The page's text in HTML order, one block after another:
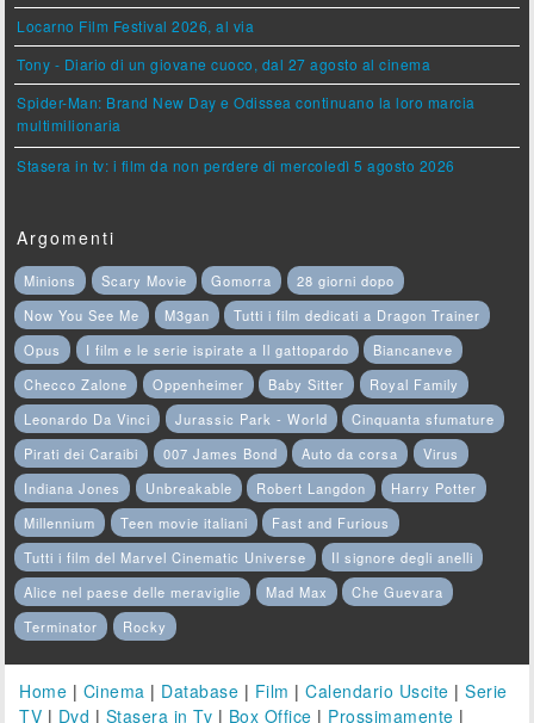
Locarno Film Festival 2026, al via
Tony - Diario di un giovane cuoco, dal 27 agosto al cinema
Spider-Man: Brand New Day e Odissea continuano la loro marcia
multimilionaria
Stasera in tv: i film da non perdere di mercoledì 5 agosto 2026
Argomenti
Minions Scary Movie Gomorra
28 giorni dopo
Now You See Me
M3gan
Tutti i film dedicati a Dragon Trainer
Opus
I film e le serie ispirate a Il gattopardo
Biancaneve
Checco Zalone
Oppenheimer Baby Sitter
Royal Family
Leonardo Da Vinci
Jurassic Park - World
Cinquanta sfumature
Pirati dei Caraibi
007 James Bond Auto da corsa
Virus
Indiana Jones
Unbreakable Robert Langdon
Harry Potter
Millennium
Teen movie italiani
Fast and Furious
Tutti i film del Marvel Cinematic Universe
Il signore degli anelli
Alice nel paese delle meraviglie
Mad Max
Che Guevara
Terminator
Rocky
Home | Cinema | Database | Film |Calendario Uscite |Serie
TV | Dvd | Stasera in Tv | Box Office | Prossimamente |